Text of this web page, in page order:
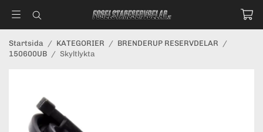
Startsida / KATEGORIER / BRENDERUP RESERVDELAR /
150600UB / Skyltlykta